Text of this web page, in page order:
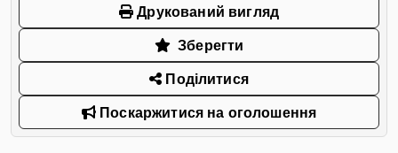
Друкований вигляд
Зберегти
Поділитися
Поскаржитися на оголошення